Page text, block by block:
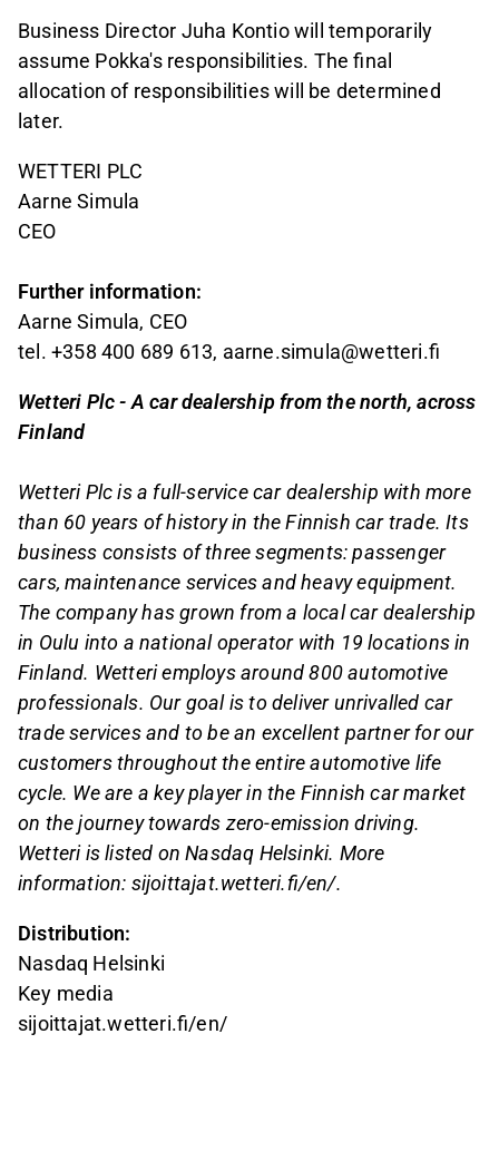
Business Director Juha Kontio will temporarily
assume Pokka's responsibilities. The final
allocation of responsibilities will be determined
later.
WETTERI PLC
Aarne Simula
CEO
Further information:
Aarne Simula, CEO
tel. +358 400 689 613, aarne.simula@wetteri.fi
Wetteri Plc - A car dealership from the north, across
Finland
Wetteri Plc is a full-service car dealership with more
than 60 years of history in the Finnish car trade. Its
business consists of three segments: passenger
cars, maintenance services and heavy equipment.
The company has grown from a local car dealership
in Oulu into a national operator with 19 locations in
Finland. Wetteri employs around 800 automotive
professionals. Our goal is to deliver unrivalled car
trade services and to be an excellent partner for our
customers throughout the entire automotive life
cycle. We are a key player in the Finnish car market
on the journey towards zero-emission driving.
Wetteri is listed on Nasdaq Helsinki. More
information: sijoittajat.wetteri.fi/en/.
Distribution:
Nasdaq Helsinki
Key media
sijoittajat.wetteri.fi/en/